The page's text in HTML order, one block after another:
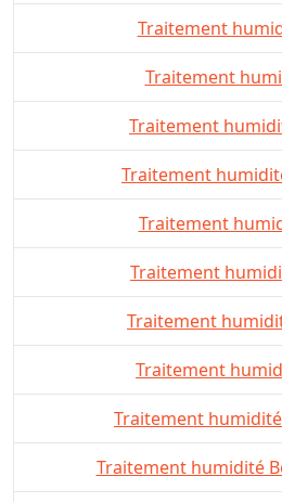
Traitement
Traitement
Traitement
Traitement
Traitement
Traitement
Traitement
Traitement
Traitement humidité
Traitement humidité